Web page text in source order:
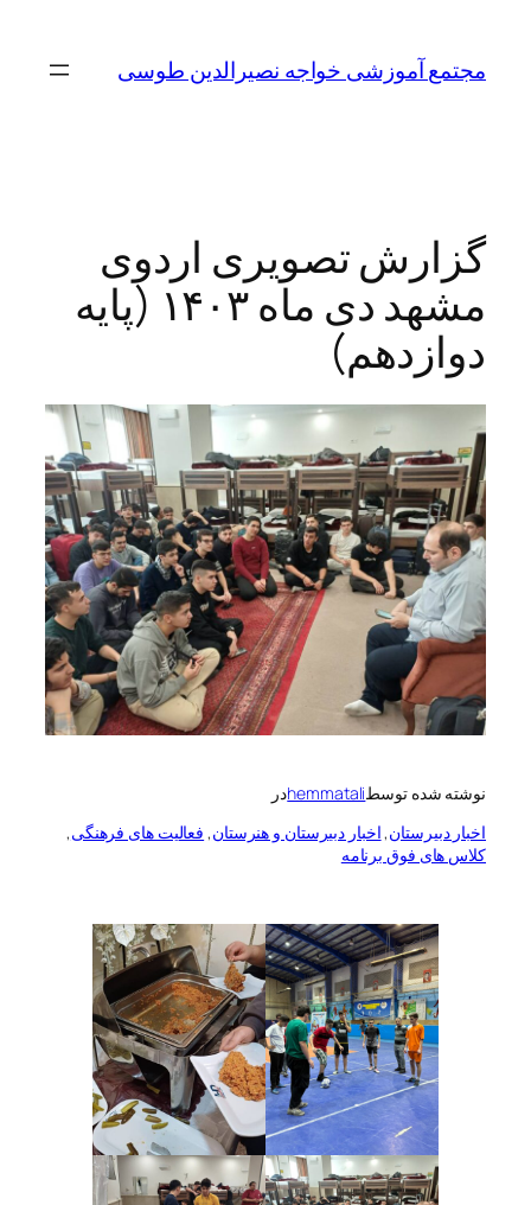
مجتمع آموزشی خواجه نصیرالدین طوسی
گزارش تصویری اردوی
مشهد دی ماه ۱۴۰۳ (پایه
دوازدهم)
نوشته شده توسطhemmataliدر
اخبار دبیرستان, اخبار دبیرستان و هنرستان, فعالیت های فرهنگی,
کلاس های فوق برنامه